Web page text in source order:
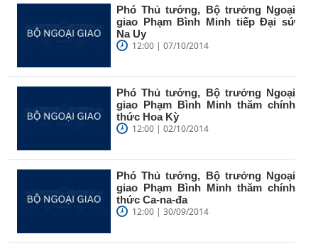
Phó Thủ tướng, Bộ trưởng Ngoại
giao Phạm Bình Minh tiếp Đại sứ
Na Uy
12:00 | 07/10/2014
Phó Thủ tướng, Bộ trưởng Ngoại
giao Phạm Bình Minh thăm chính
thức Hoa Kỳ
12:00 | 02/10/2014
Phó Thủ tướng, Bộ trưởng Ngoại
giao Phạm Bình Minh thăm chính
thức Ca-na-đa
12:00 | 30/09/2014